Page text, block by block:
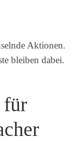
Aktionen.
bleiben dabei.
für